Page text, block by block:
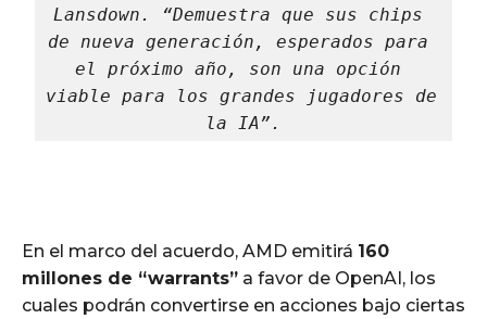
Lansdown. “Demuestra que sus chips
de nueva generación, esperados para
el próximo año, son una opción
viable para los grandes jugadores de
la IA”.
En el marco del acuerdo, AMD emitirá 160
millones de “warrants” a favor de OpenAI, los
cuales podrán convertirse en acciones bajo ciertas